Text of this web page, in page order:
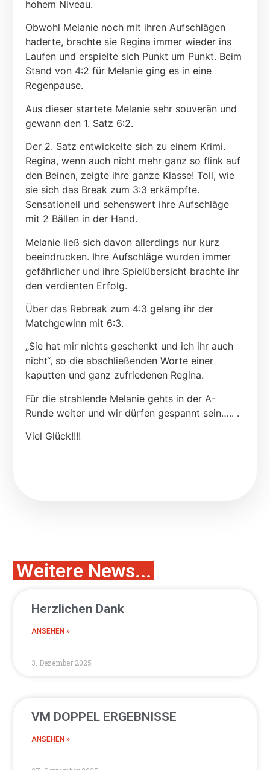
hohem Niveau.
Obwohl Melanie noch mit ihren Aufschlägen
haderte, brachte sie Regina immer wieder ins
Laufen und erspielte sich Punkt um Punkt. Beim
Stand von 4:2 für Melanie ging es in eine
Regenpause.
Aus dieser startete Melanie sehr souverän und
gewann den 1. Satz 6:2.
Der 2. Satz entwickelte sich zu einem Krimi.
Regina, wenn auch nicht mehr ganz so flink auf
den Beinen, zeigte ihre ganze Klasse! Toll, wie
sie sich das Break zum 3:3 erkämpfte.
Sensationell und sehenswert ihre Aufschläge
mit 2 Bällen in der Hand.
Melanie ließ sich davon allerdings nur kurz
beeindrucken. Ihre Aufschläge wurden immer
gefährlicher und ihre Spielübersicht brachte ihr
den verdienten Erfolg.
Über das Rebreak zum 4:3 gelang ihr der
Matchgewinn mit 6:3.
„Sie hat mir nichts geschenkt und ich ihr auch
nicht“, so die abschließenden Worte einer
kaputten und ganz zufriedenen Regina.
Für die strahlende Melanie gehts in der A-
Runde weiter und wir dürfen gespannt sein….. .
Viel Glück!!!!
Weitere News...
Herzlichen Dank
ANSEHEN »
3. Dezember 2025
VM DOPPEL ERGEBNISSE
ANSEHEN »